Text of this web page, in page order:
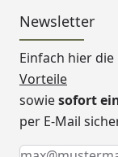
Newsletter
Einfach hier
Vorteile
sowiesofort
per E-Mail
Keine Eingabe
Eingabe
E-Mail *